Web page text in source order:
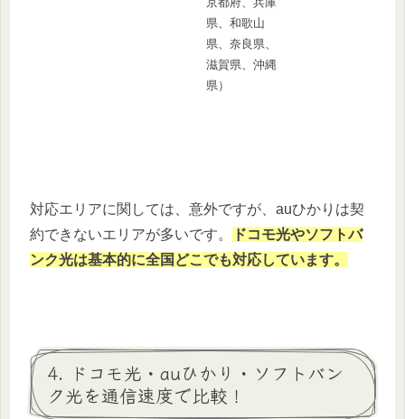
県、和歌山
県、奈良県、
滋賀県、沖縄
県）
対応エリアに関しては、意外ですが、auひかりは契
約できないエリアが多いです。
ドコモ光やソフトバ
ンク光は基本的に全国どこでも対応しています。
4. ドコモ光・auひかり・ソフトバン
ク光を通信速度で比較！